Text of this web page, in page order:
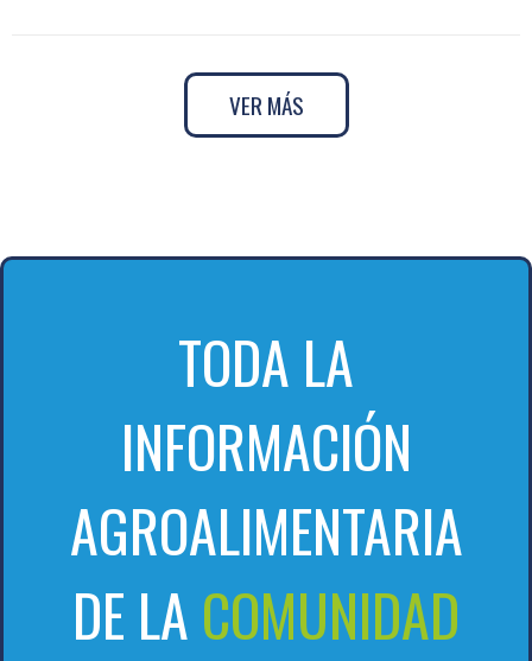
VER MÁS
TODA LA
INFORMACIÓN
AGROALIMENTARIA
DE LACOMUNIDAD